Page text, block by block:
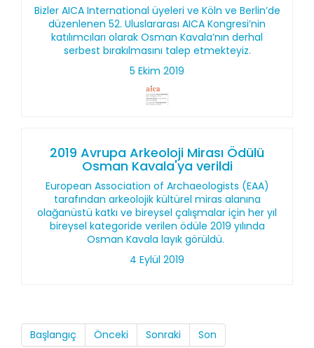
Bizler AICA International üyeleri ve Köln ve Berlin’de
düzenlenen 52. Uluslararası AICA Kongresi’nin
katılımcıları olarak Osman Kavala’nın derhal
serbest bırakılmasını talep etmekteyiz.
5 Ekim 2019
2019 Avrupa Arkeoloji Mirası Ödülü
Osman Kavala'ya verildi
European Association of Archaeologists (EAA)
tarafından arkeolojik kültürel miras alanına
olağanüstü katkı ve bireysel çalışmalar için her yıl
bireysel kategoride verilen ödüle 2019 yılında
Osman Kavala layık görüldü.
4 Eylül 2019
Başlangıç Önceki Sonraki Son